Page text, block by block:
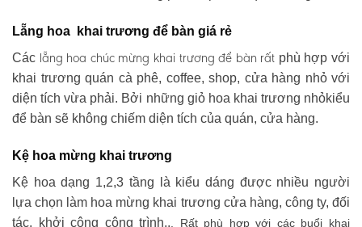
Lẵng hoa khai trương để bàn giá rẻ
Các lẵng hoa chúc mừng khai trương để bàn rất phù hợp với
khai trương quán cà phê, coffee, shop, cửa hàng nhỏ với
diện tích vừa phải. Bởi những giỏ hoa khai trương nhỏkiểu
để bàn sẽ không chiếm diện tích của quán, cửa hàng.
Kệ hoa mừng khai trương
Kệ hoa dạng 1,2,3 tầng là kiểu dáng được nhiều người
lựa chọn làm hoa mừng khai trương cửa hàng, công ty, đối
tác, khởi công công trình.. . Rất phù hợp với các buổi khai